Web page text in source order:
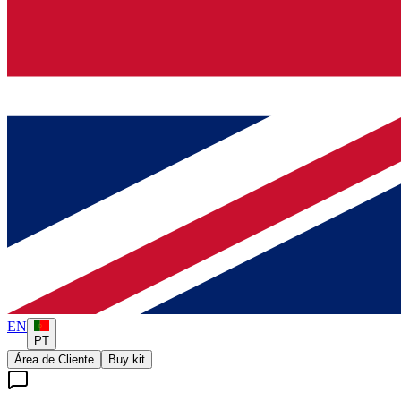
EN
PT
Área de Cliente
Buy kit